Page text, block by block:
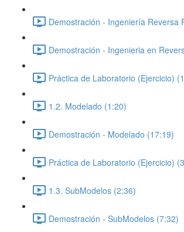
Demostración - Ingeniería Reversa
Demostración - Ingenieria en
Práctica de Laboratorio (Ejercicio)
1.2. Modelado (1:20)
Demostración - Modelado (17:19)
Práctica de Laboratorio (Ejercicio)
1.3. SubModelos (2:36)
Demostración - SubModelos (7:32)